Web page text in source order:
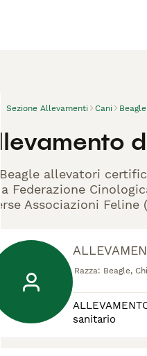
Sezione Allevamenti Cani Beagle
Beagle allevatori
Federazione
Associazioni
Razza: Beagle,
sanitario